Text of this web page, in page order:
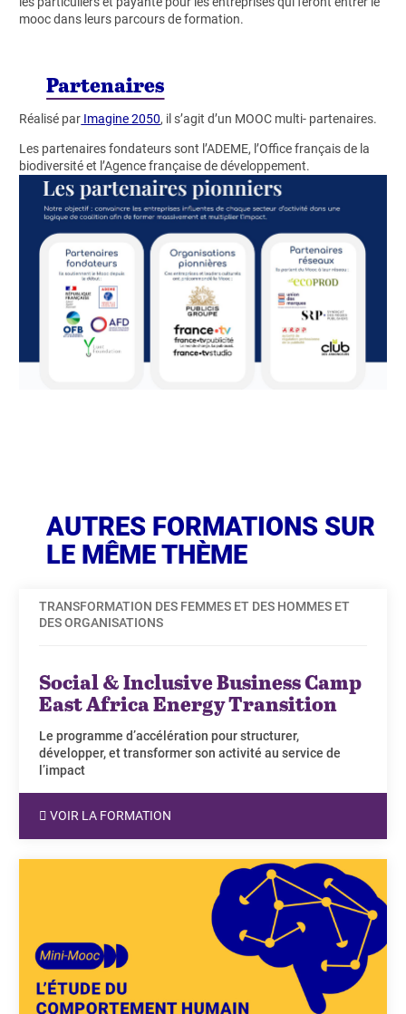
mooc dans leurs parcours de formation.
Partenaires
Réalisé par Imagine 2050, il s’agit d’un MOOC multi- partenaires.
Les partenaires fondateurs sont l’ADEME, l’Office français de la
biodiversité et l’Agence française de développement.
AUTRES FORMATIONS SUR
LE MÊME THÈME
TRANSFORMATION DES FEMMES ET DES HOMMES ET
DES ORGANISATIONS
Social & Inclusive Business Camp
East Africa Energy Transition
Le programme d’accélération pour structurer,
développer, et transformer son activité au service de
l’impact
VOIR LA FORMATION